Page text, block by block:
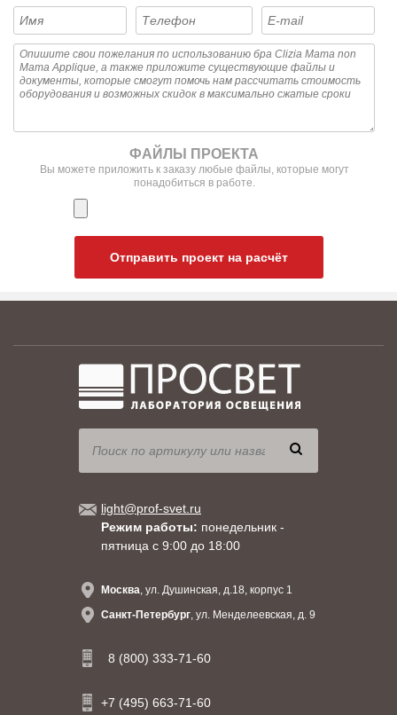
ФАЙЛЫ ПРОЕКТА
Вы можете приложить к заказу любые файлы, которые могут
понадобиться в работе.
Отправить проект на расчёт
light@prof-svet.ru
Режим работы: понедельник -
пятница с 9:00 до 18:00
Москва, ул. Душинская, д.18, корпус 1
Санкт-Петербург, ул. Менделеевская, д. 9
8 (800) 333-71-60
+7 (495) 663-71-60